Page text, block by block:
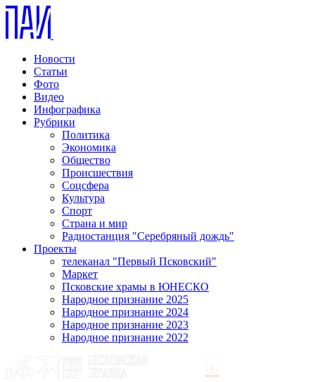
Новости
Статьи
Фото
Видео
Инфографика
Рубрики
Политика
Экономика
Общество
Происшествия
Соцсфера
Культура
Спорт
Страна и мир
Радиостанция "Серебряный дождь"
Проекты
телеканал "Первый Псковский"
Маркет
Псковские храмы в ЮНЕСКО
Народное признание 2025
Народное признание 2024
Народное признание 2023
Народное признание 2022